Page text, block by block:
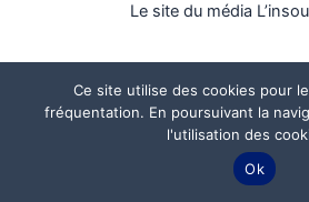
Le site du média
Ce site utilise des cookies pour
fréquentation. En poursuivant la
l'utilisation des
Ok